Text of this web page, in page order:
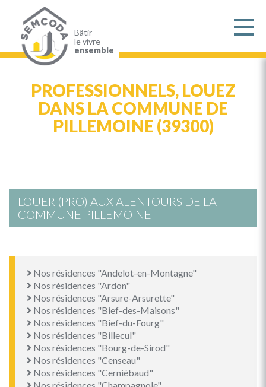
contenu
principal
Bâtir
le vivre
ensemble
PROFESSIONNELS, LOUEZ
DANS LA COMMUNE DE
PILLEMOINE (39300)
LOUER (PRO) AUX ALENTOURS DE LA
COMMUNE PILLEMOINE
Nos résidences "Andelot-en-Montagne"
Nos résidences "Ardon"
Nos résidences "Arsure-Arsurette"
Nos résidences "Bief-des-Maisons"
Nos résidences "Bief-du-Fourg"
Nos résidences "Billecul"
Nos résidences "Bourg-de-Sirod"
Nos résidences "Censeau"
Nos résidences "Cerniébaud"